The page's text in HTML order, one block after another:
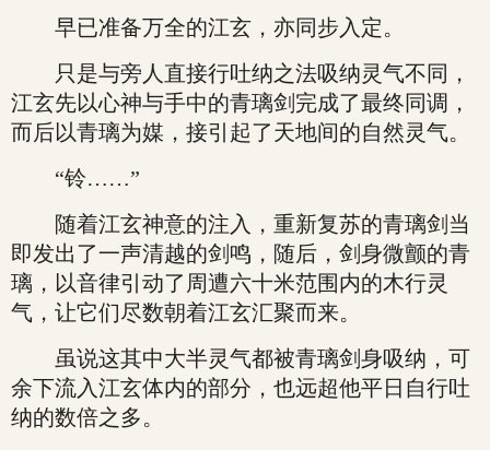
早已准备万全的江玄，亦同步入定。
只是与旁人直接行吐纳之法吸纳灵气不同，
江玄先以心神与手中的青璃剑完成了最终同调，
而后以青璃为媒，接引起了天地间的自然灵气。
“铃……”
随着江玄神意的注入，重新复苏的青璃剑当
即发出了一声清越的剑鸣，随后，剑身微颤的青
璃，以音律引动了周遭六十米范围内的木行灵
气，让它们尽数朝着江玄汇聚而来。
虽说这其中大半灵气都被青璃剑身吸纳，可
余下流入江玄体内的部分，也远超他平日自行吐
纳的数倍之多。